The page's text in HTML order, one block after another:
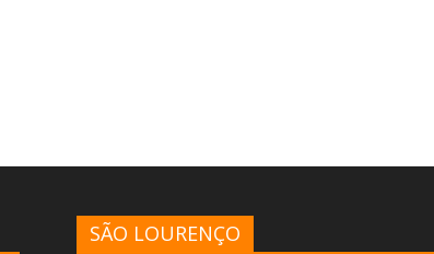
SÃO LOURENÇO